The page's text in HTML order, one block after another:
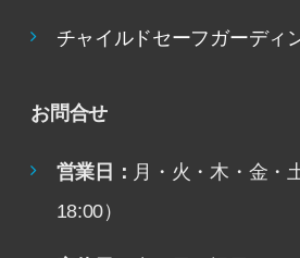
チャイルドセーフガーディ
お問合せ
営業日： 月・火・木・金・
18:00）